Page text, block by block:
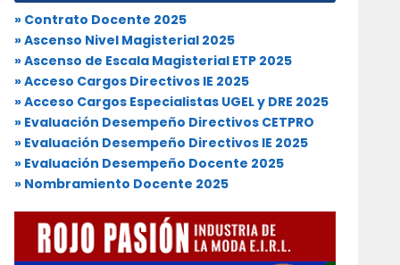
» Contrato Docente 2025
» Ascenso Nivel Magisterial 2025
» Ascenso de Escala Magisterial ETP 2025
» Acceso Cargos Directivos IE 2025
» Acceso Cargos Especialistas UGEL y DRE 2025
» Evaluación Desempeño Directivos CETPRO
» Evaluación Desempeño Directivos IE 2025
» Evaluación Desempeño Docente 2025
» Nombramiento Docente 2025